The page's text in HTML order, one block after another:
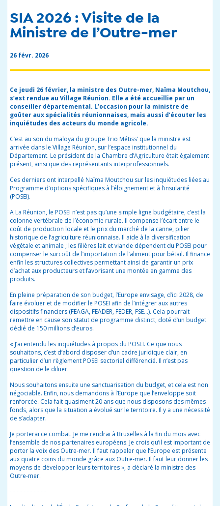
SIA 2026 : Visite de la
Ministre de l’Outre-mer
26 févr. 2026
Ce jeudi 26 février, la ministre des Outre-mer, Naïma Moutchou,
s’est rendue au Village Réunion. Elle a été accueillie par un
conseiller départemental. L’occasion pour la ministre de
goûter aux spécialités réunionnaises, mais aussi d’écouter les
inquiétudes des acteurs du monde agricole.
C’est au son du maloya du groupe Trio Métiss’ que la ministre est
arrivée dans le Village Réunion, sur l’espace institutionnel du
Département. Le président de la Chambre d’Agriculture était également
présent, ainsi que des représentants interprofessionnels.
Ces derniers ont interpellé Naïma Moutchou sur les inquiétudes liées au
Programme d’options spécifiques à l’éloignement et à l’insularité
(POSEI).
A La Réunion, le POSEI n’est pas qu’une simple ligne budgétaire, c’est la
colonne vertébrale de l’économie rurale. Il compense l’écart entre le
coût de production locale et le prix du marché de la canne, pilier
historique de l’agriculture réunionnaise. Il aide à la diversification
végétale et animale ; les filières lait et viande dépendent du POSEI pour
compenser le surcoût de l’importation de l’aliment pour bétail. Il finance
enfin les structures collectives permettant ainsi de garantir un prix
d’achat aux producteurs et favorisant une montée en gamme des
produits.
En pleine préparation de son budget, l’Europe envisage, d’ici 2028, de
faire évoluer et de modifier le POSEI afin de l’intégrer aux autres
dispositifs financiers (FEAGA, FEADER, FEDER, FSE…). Cela pourrait
remettre en cause son statut de programme distinct, doté d’un budget
dédié de 150 millions d’euros.
« J’ai entendu les inquiétudes à propos du POSEI. Ce que nous
souhaitons, c’est d’abord disposer d’un cadre juridique clair, en
particulier d’un règlement POSEI sectoriel différencié. Il n’est pas
question de le diluer.
Nous souhaitons ensuite une sanctuarisation du budget, et cela est non
négociable. Enfin, nous demandons à l’Europe que l’enveloppe soit
renforcée. Cela fait quasiment 20 ans que nous disposons des mêmes
fonds, alors que la situation a évolué sur le territoire. Il y a une nécessité
de s’adapter.
Je porterai ce combat. Je me rendrai à Bruxelles à la fin du mois avec
l’ensemble de nos partenaires européens. Je crois qu’il est important de
porter la voix des Outre-mer. Il faut rappeler que l’Europe est présente
aux quatre coins du monde grâce aux Outre-mer. Il faut leur donner les
moyens de développer leurs territoires », a déclaré la ministre des
Outre-mer.
- - - - - - - - - - -